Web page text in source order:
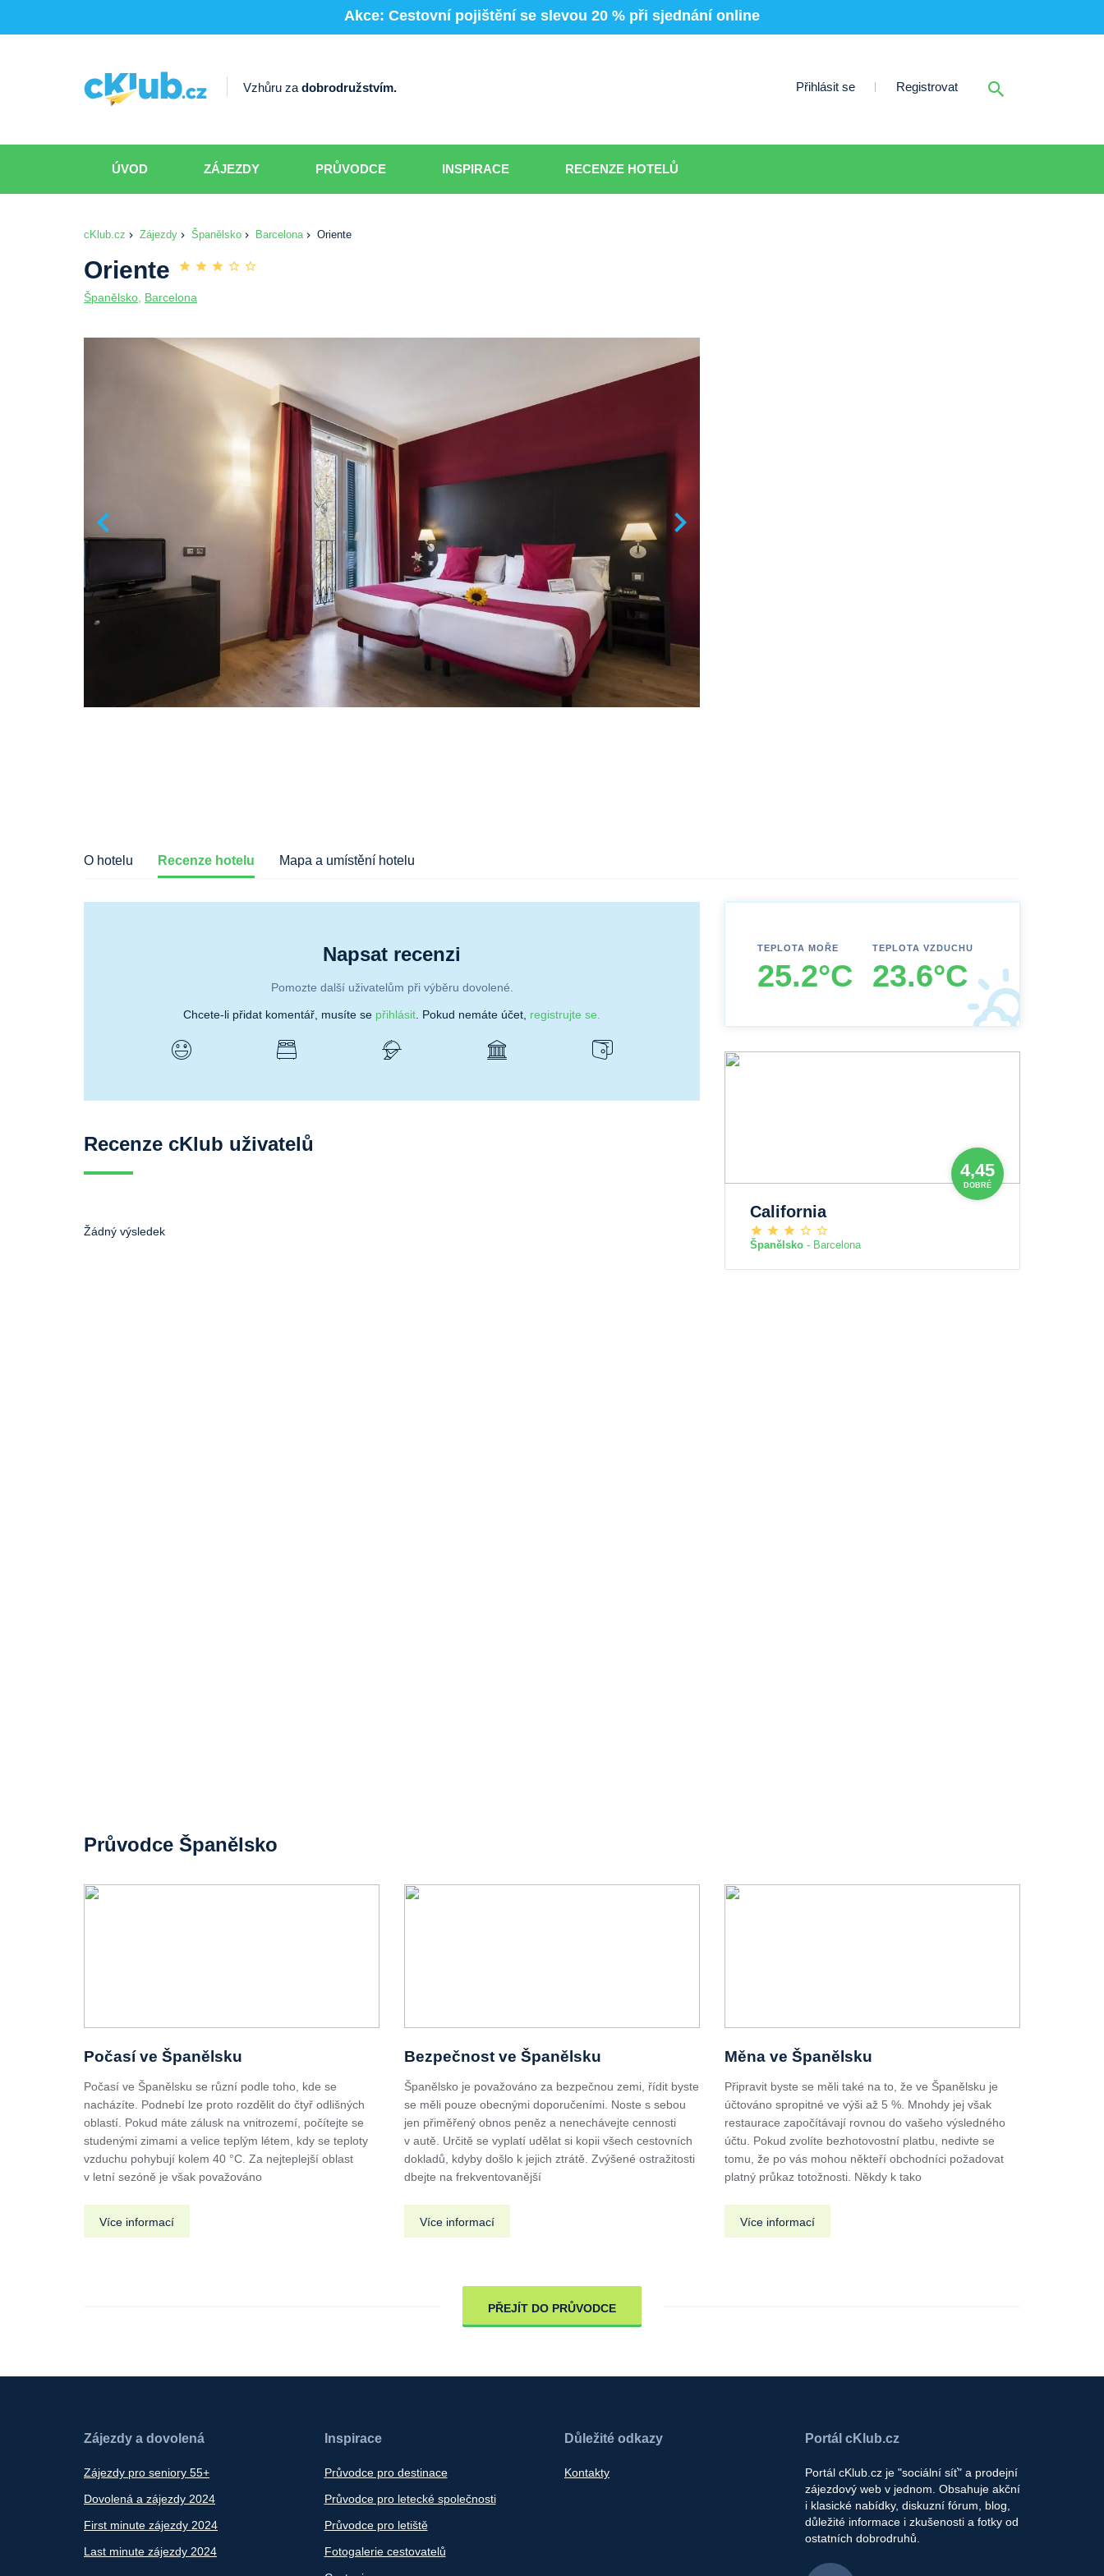
Akce: Cestovní pojištění se slevou 20 % při sjednání online
Vzhůru zadobrodružstvím. Přihlásit se Registrovat
ÚVOD ZÁJEZDY PRŮVODCE INSPIRACE RECENZE HOTELŮ
cKlub.cz Zájezdy Španělsko Barcelona Oriente
Oriente
Španělsko Barcelona
O hotelu Recenze hotelu Mapa a umístění hotelu
Napsat recenzi
Pomozte další uživatelům při výběru dovolené.
Chcete-li přidat komentář, musíte se přihlásit . Pokud nemáte účet, registrujte se.
Recenze cKlub uživatelů
Žádný výsledek
TEPLOTA MOŘE
25.2°C
TEPLOTA VZDUCHU
23.6°C
4,45
DOBRÉ
California
Španělsko - Barcelona
Průvodce Španělsko
Počasí ve Španělsku
Počasí ve Španělsku se různí podle toho, kde se
nacházíte. Podnebí lze proto rozdělit do čtyř odlišných
oblastí. Pokud máte zálusk na vnitrozemí, počítejte se
studenými zimami a velice teplým létem, kdy se teploty
vzduchu pohybují kolem 40 °C. Za nejteplejší oblast
v letní sezóně je však považováno
Více informací
Bezpečnost ve Španělsku
Španělsko je považováno za bezpečnou zemi, řídit byste
se měli pouze obecnými doporučeními. Noste s sebou
jen přiměřený obnos peněz a nenechávejte cennosti
v autě. Určitě se vyplatí udělat si kopii všech cestovních
dokladů, kdyby došlo k jejich ztrátě. Zvýšené ostražitosti
dbejte na frekventovanější
Více informací
Měna ve Španělsku
Připravit byste se měli také na to, že ve Španělsku je
účtováno spropitné ve výši až 5 %. Mnohdy jej však
restaurace započítávají rovnou do vašeho výsledného
účtu. Pokud zvolíte bezhotovostní platbu, nedivte se
tomu, že po vás mohou někteří obchodníci požadovat
platný průkaz totožnosti. Někdy k tako
Více informací
PŘEJÍT DO PRŮVODCE
Zájezdy a dovolená
Zájezdy pro seniory 55+
Dovolená a zájezdy 2024
First minute zájezdy 2024
Last minute zájezdy 2024
Inspirace
Průvodce pro destinace
Průvodce pro letecké společnosti
Průvodce pro letiště
Fotogalerie cestovatelů
Důležité odkazy
Kontakty
Portál cKlub.cz
Portál cKlub.cz je "sociální síť" a prodejní
zájezdový web v jednom. Obsahuje akční
i klasické nabídky, diskuzní fórum, blog,
důležité informace i zkušenosti a fotky od
ostatních dobrodruhů.